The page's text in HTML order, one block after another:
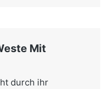
Mit
durch ihr